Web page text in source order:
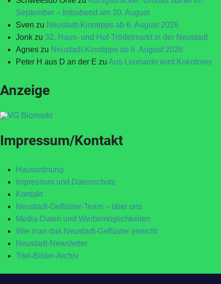
September – Infoabend am 20. August
Sven zu Neustadt-Kinotipps ab 6. August 2026
Jonk zu 32. Haus- und Hof-Trödelmarkt in der Neustadt
Agnes zu Neustadt-Kinotipps ab 6. August 2026
Peter H aus D an der E zu Aus Leonardo wird Kokolores
Anzeige
Impressum/Kontakt
Hausordnung
Impressum und Datenschutz
Kontakt
Neustadt-Geflüster-Team – über uns
Media-Daten und Werbemöglichkeiten
Wie man das Neustadt-Geflüster erreicht
Neustadt-Newsletter
Titel-Bilder-Archiv